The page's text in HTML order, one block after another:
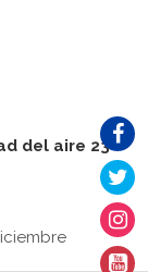
del aire 23-